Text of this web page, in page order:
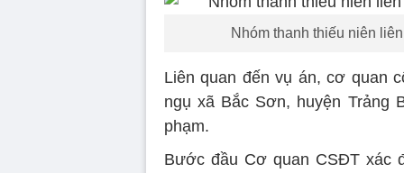
Nhóm thanh thiếu niên
Liên quan đến vụ án, cơ quan
ngụ xã Bắc Sơn, huyện Trảng
phạm.
Bước đầu Cơ quan CSĐT xác